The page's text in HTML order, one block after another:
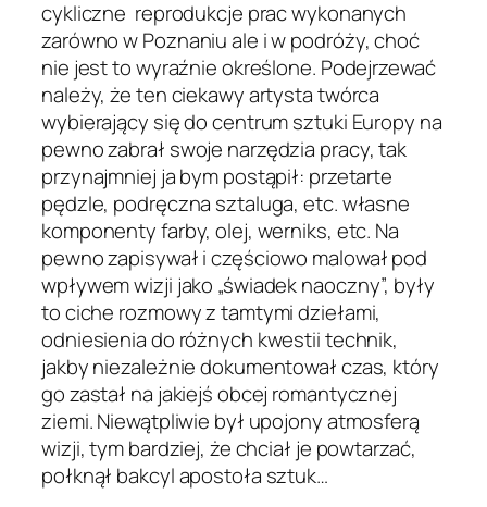
cykliczne reprodukcje prac wykonanych
zarówno w Poznaniu ale i w podróży, choć
nie jest to wyraźnie określone. Podejrzewać
należy, że ten ciekawy artysta twórca
wybierający się do centrum sztuki Europy na
pewno zabrał swoje narzędzia pracy, tak
przynajmniej ja bym postąpił: przetarte
pędzle, podręczna sztaluga, etc. własne
komponenty farby, olej, werniks, etc. Na
pewno zapisywał i częściowo malował pod
wpływem wizji jako „świadek naoczny”, były
to ciche rozmowy z tamtymi dziełami,
odniesienia do różnych kwestii technik,
jakby niezależnie dokumentował czas, który
go zastał na jakiejś obcej romantycznej
ziemi. Niewątpliwie był upojony atmosferą
wizji, tym bardziej, że chciał je powtarzać,
połknął bakcyl apostoła sztuk…